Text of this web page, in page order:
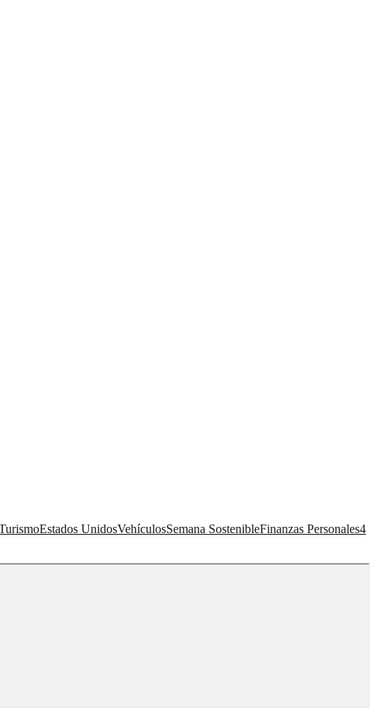
Estados UnidosVehículosSemana SostenibleFinanzas Personales4